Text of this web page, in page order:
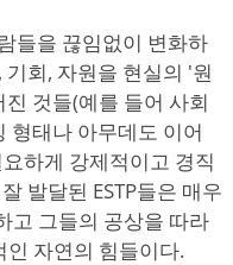
들을 끊임없이 변화하
회, 자원을 현실의 '원
것들(예를 들어 사회
형태나 아무데도 이어
하게 강제적이고 경직
발달된 ESTP들은 매우
고 그들의 공상을 따라
자연의 힘들이다.